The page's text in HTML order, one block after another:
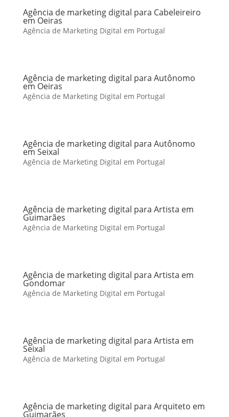
Agência de marketing digital para Cabeleireiro
em Oeiras
Agência de Marketing Digital em Portugal
Agência de marketing digital para Autônomo
em Oeiras
Agência de Marketing Digital em Portugal
Agência de marketing digital para Autônomo
em Seixal
Agência de Marketing Digital em Portugal
Agência de marketing digital para Artista em
Guimarães
Agência de Marketing Digital em Portugal
Agência de marketing digital para Artista em
Gondomar
Agência de Marketing Digital em Portugal
Agência de marketing digital para Artista em
Seixal
Agência de Marketing Digital em Portugal
Agência de marketing digital para Arquiteto em
Guimarães